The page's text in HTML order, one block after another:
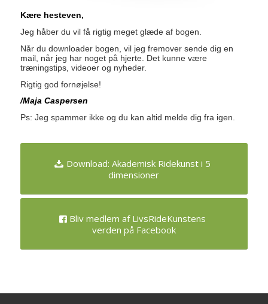
Kære hesteven,
Jeg håber du vil få rigtig meget glæde af bogen.
Når du downloader bogen, vil jeg fremover sende dig en
mail, når jeg har noget på hjerte. Det kunne være
træningstips, videoer og nyheder.
Rigtig god fornøjelse!
/Maja Caspersen
Ps: Jeg spammer ikke og du kan altid melde dig fra igen.
Download: Akademisk Ridekunst i 5
dimensioner
Bliv medlem af LivsRideKunstens
verden på Facebook